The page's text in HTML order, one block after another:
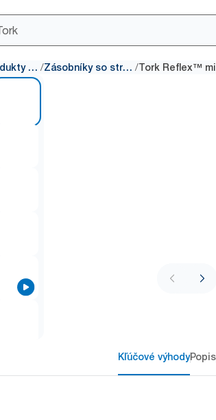
Zásobníky na produkty na utieranie a čistenie / Zásobníky so stredovým odvíjaním /
Kľúčové výhodyPopis